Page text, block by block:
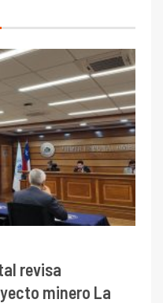
revisa
minero La